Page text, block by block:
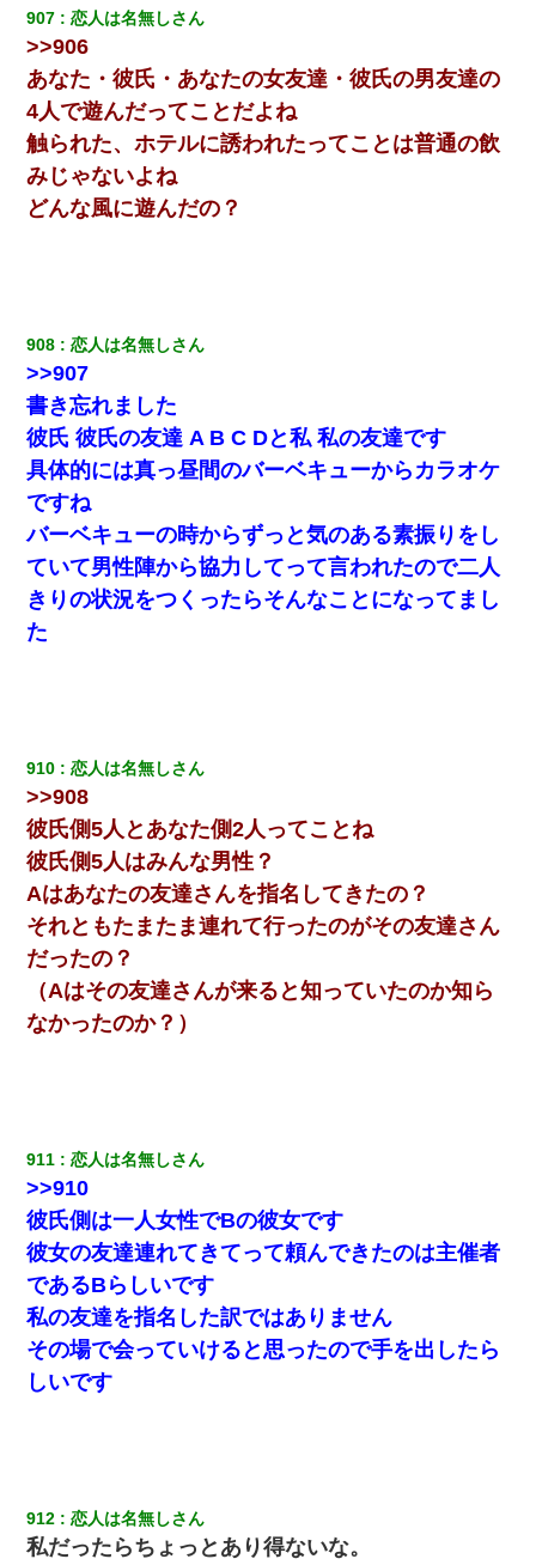
新卒の女性社員に1年半ストーカーされていた。俺「マジで怖い」
上司「話をしてみる」→女性社員「実は10数年前に…」
とっさに女児を捕まえたら変質者扱いされた。母親「あっち行っ
てよ！気持ち悪い！（ｼｯｼｯ」→ 後日、俺を見つけた母親がすっ飛
んできて・・・
17年飼っていた犬が亡くなった。鼻水垂らし嗚咽する私に、猫が
近づいて頭突きをしてきて…
22歳の頃、父に36歳の男性とお見合いをしてくれと頼まれた。父
の親会社の経営者の息子さんだったので、父も喜んで私の写真を
送ったんだが→
クラスで一人無口で誰とも話さない男子がいた。→修学旅行に来
なかったその男子に女子達がお土産を渡した。5分後…
私『貯金貯まったし、やっと家建てられるね！』夫「実家を二世
帯住宅にした。それに貯金使った」→私『離婚しよう』夫「え
っ」私『使った貯金はあげるから』→すると…
童貞俺、宅飲みした女友達2人を家に泊めた結果ｗｗｗｗｗｗ
私が遺産を相続。→それを知った義両親が「旅行代金を出せ！」
「リフォーム費用を負担しろ！」「金の管理は私達がする！」と
浅ましくも集りにきた。
ナンパにほいほい付いていった私、地獄に落ちる
嫁の妹（26歳）がずっとウチに泊まりに来た結果→俺がヤバイｗ
ｗｗｗｗｗｗｗ
隣室のお婆ちゃん「下階からの異臭に困ってる、今もすっごく臭
い」私「変だなあ～なにも臭わないよ」→ その後。警察『絶対に
窓とドアを開けないで』
【身体で払わせて】女友達「ごめん、何も言わずにお金貸してく
ださい……」俺「いいよ！いくら？」女友達「10万円ぐら
い……」俺「ほい！10万！」→
子供の頃、母の弟にイタズラされてて中学に入ってから関係を持
ってしまった。拒絶したら「全部バラしてやる」と脅迫されたの
で両親に全部話した。
【戦争】不妊の俺嫁に弟嫁が2日間4歳児を託児 俺嫁はそこまで気
にしてなかったが、あまりにも子供が俺嫁に懐くので最後らへん
【驚愕】5000円でＪＫと行為してきたが後悔しかない…
907 恋人は名無しさん
>>906
あなた・彼氏・あなたの女友達・彼氏の男友達の
4人で遊んだってことだよね
触られた、ホテルに誘われたってことは普通の飲
みじゃないよね
どんな風に遊んだの？
908 恋人は名無しさん
>>907
書き忘れました
彼氏 彼氏の友達 A B C Dと私 私の友達です
具体的には真っ昼間のバーベキューからカラオケ
ですね
バーベキューの時からずっと気のある素振りをし
ていて男性陣から協力してって言われたので二人
きりの状況をつくったらそんなことになってまし
た
910 恋人は名無しさん
>>908
彼氏側5人とあなた側2人ってことね
彼氏側5人はみんな男性？
Aはあなたの友達さんを指名してきたの？
それともたまたま連れて行ったのがその友達さん
だったの？
（Aはその友達さんが来ると知っていたのか知ら
なかったのか？）
911 恋人は名無しさん
>>910
彼氏側は一人女性でBの彼女です
彼女の友達連れてきてって頼んできたのは主催者
であるBらしいです
私の友達を指名した訳ではありません
その場で会っていけると思ったので手を出したら
しいです
912 恋人は名無しさん
私だったらちょっとあり得ないな。